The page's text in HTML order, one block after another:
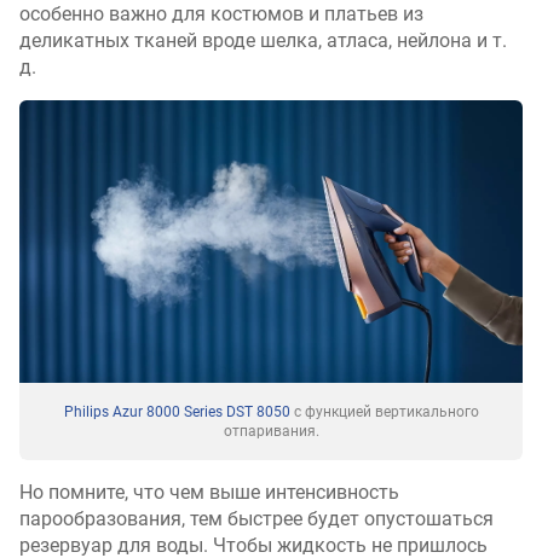
особенно важно для костюмов и платьев из
деликатных тканей вроде шелка, атласа, нейлона и т.
д.
Philips Azur 8000 Series DST 8050 с функцией вертикального
отпаривания.
Но помните, что чем выше интенсивность
парообразования, тем быстрее будет опустошаться
резервуар для воды. Чтобы жидкость не пришлось